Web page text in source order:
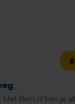
Rent.nl ben je